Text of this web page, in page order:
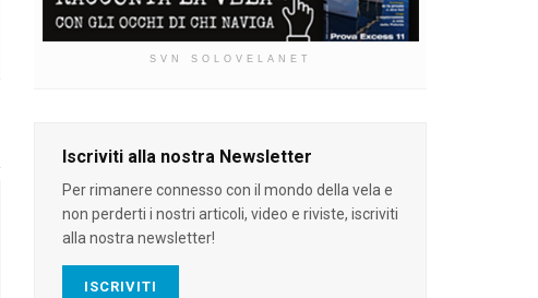
SVN SOLOVELANET
Iscriviti alla nostra Newsletter
Per rimanere connesso con il mondo della vela e
non perderti i nostri articoli, video e riviste, iscriviti
alla nostra newsletter!
ISCRIVITI